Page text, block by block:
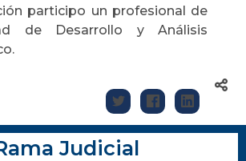
participo un profesional de
de Desarrollo y Análisis
Judicial